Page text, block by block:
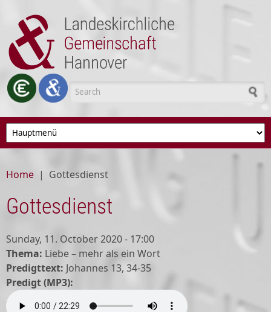
Search form
Home | Gottesdienst
Gottesdienst
Sunday, 11. October 2020 - 17:00
Thema: Liebe – mehr als ein Wort
Predigttext: Johannes 13, 34-35
Predigt (MP3):